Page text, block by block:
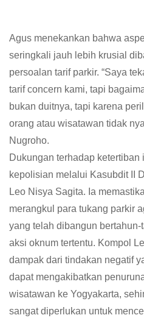
Agus menekankan bahwa
seringkali jauh lebih krusial
persoalan tarif parkir. “Saya
tarif concern kami, tapi
bukan duitnya, tapi karena
orang atau wisatawan tidak
Nugroho.
Dukungan terhadap
kepolisian melalui Kasubdit II
Leo Nisya Sagita. Ia
merangkul para tukang parkir
yang telah dibangun
aksi oknum tertentu. Kompol
dampak dari tindakan negatif
dapat mengakibatkan
wisatawan ke Yogyakarta,
sangat diperlukan untuk